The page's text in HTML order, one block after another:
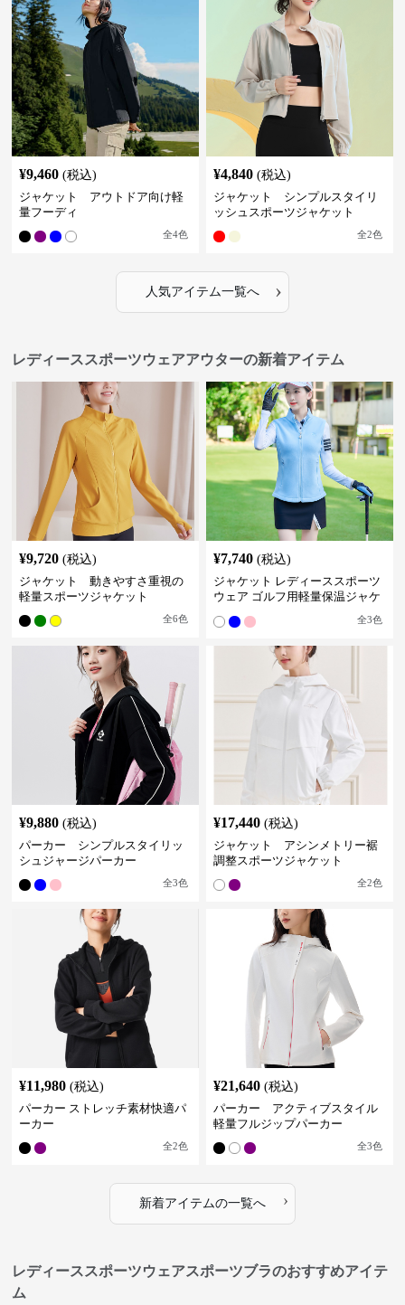
¥9,460 (税込)
ジャケット アウトドア向け軽
量フーディ
全4色
¥4,840 (税込)
ジャケット シンプルスタイリ
ッシュスポーツジャケット
全2色
人気アイテム一覧へ ›
レディーススポーツウェアアウターの新着アイテム
¥9,720 (税込)
ジャケット 動きやすさ重視の
軽量スポーツジャケット
全6色
¥7,740 (税込)
ジャケット レディーススポーツ
ウェア ゴルフ用軽量保温ジャケ
全3色
¥9,880 (税込)
パーカー シンプルスタイリッ
シュジャージパーカー
全3色
¥17,440 (税込)
ジャケット アシンメトリー裾
調整スポーツジャケット
全2色
¥11,980 (税込)
パーカー ストレッチ素材快適パ
ーカー
全2色
¥21,640 (税込)
パーカー アクティブスタイル
軽量フルジップパーカー
全3色
新着アイテムの一覧へ ›
レディーススポーツウェアスポーツブラのおすすめアイテ
ム